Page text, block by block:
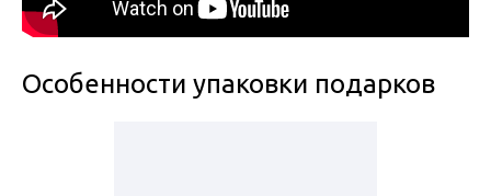
Особенности упаковки подарков